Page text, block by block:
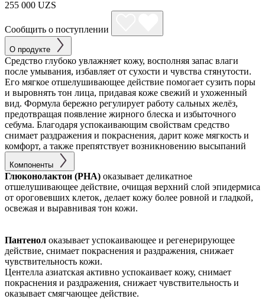
255 000 UZS
Сообщить о поступлении
О продукте
Средство глубоко увлажняет кожу, восполняя запас влаги
после умывания, избавляет от сухости и чувства стянутости.
Его мягкое отшелушивающее действие помогает сузить поры
и выровнять тон лица, придавая коже свежий и ухоженный
вид. Формула бережно регулирует работу сальных желёз,
предотвращая появление жирного блеска и избыточного
себума. Благодаря успокаивающим свойствам средство
снимает раздражения и покраснения, дарит коже мягкость и
комфорт, а также препятствует возникновению высыпаний
Компоненты
Глюконолактон (PHA) оказывает деликатное
отшелушивающее действие, очищая верхний слой эпидермиса
от ороговевших клеток, делает кожу более ровной и гладкой,
освежая и выравнивая тон кожи.
Пантенол оказывает успокаивающее и регенерирующее
действие, снимает покраснения и раздражения, снижает
чувствительность кожи.
Центелла азиатская активно успокаивает кожу, снимает
покраснения и раздражения, снижает чувствительность и
оказывает смягчающее действие.